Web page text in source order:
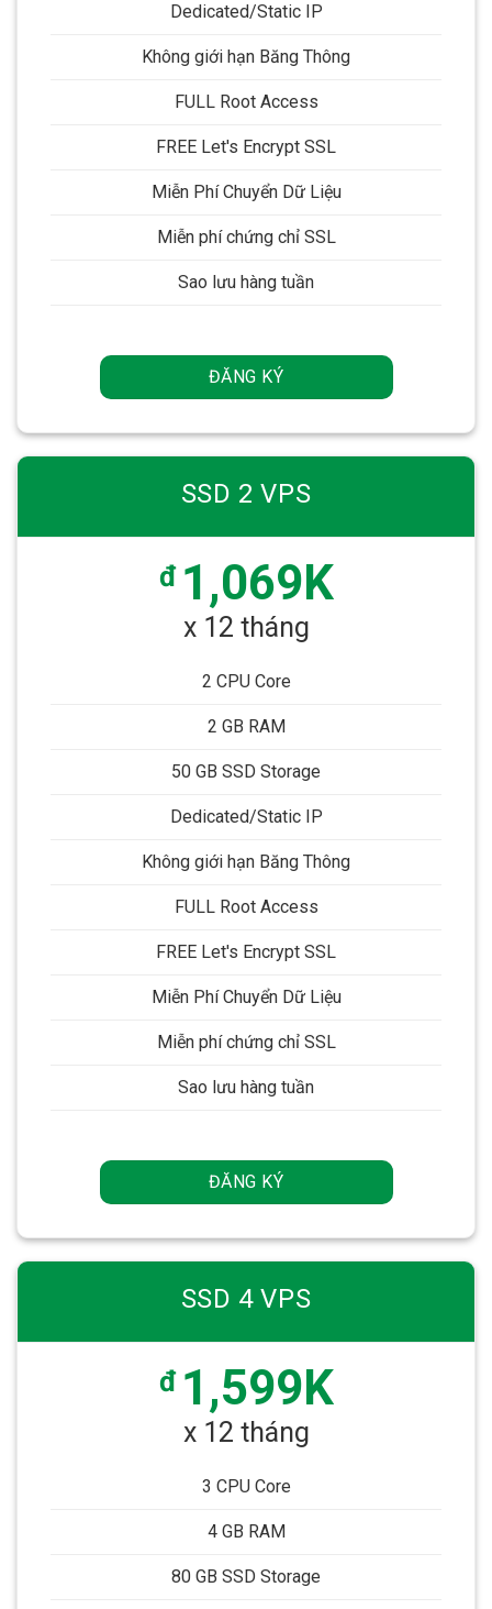
Dedicated/Static IP
Không giới hạn Băng Thông
FULL Root Access
FREE Let's Encrypt SSL
Miễn Phí Chuyển Dữ Liệu
Miễn phí chứng chỉ SSL
Sao lưu hàng tuần
ĐĂNG KÝ
SSD 2 VPS
đ 1,069K
x 12 tháng
2 CPU Core
2 GB RAM
50 GB SSD Storage
Dedicated/Static IP
Không giới hạn Băng Thông
FULL Root Access
FREE Let's Encrypt SSL
Miễn Phí Chuyển Dữ Liệu
Miễn phí chứng chỉ SSL
Sao lưu hàng tuần
ĐĂNG KÝ
SSD 4 VPS
đ 1,599K
x 12 tháng
3 CPU Core
4 GB RAM
80 GB SSD Storage